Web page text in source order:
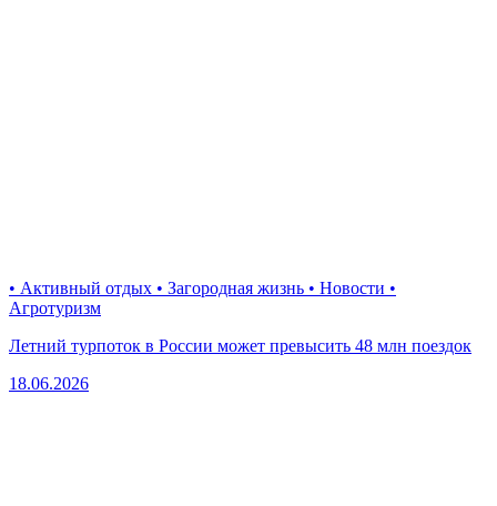
• Активный отдых • Загородная жизнь • Новости •
Агротуризм
Летний турпоток в России может превысить 48 млн поездок
18.06.2026